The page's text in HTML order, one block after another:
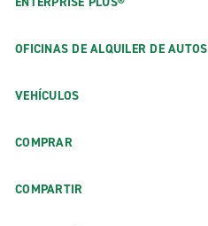
OFICINAS DE ALQUILER DE AUTOS
VEHÍCULOS
COMPRAR
COMPARTIR